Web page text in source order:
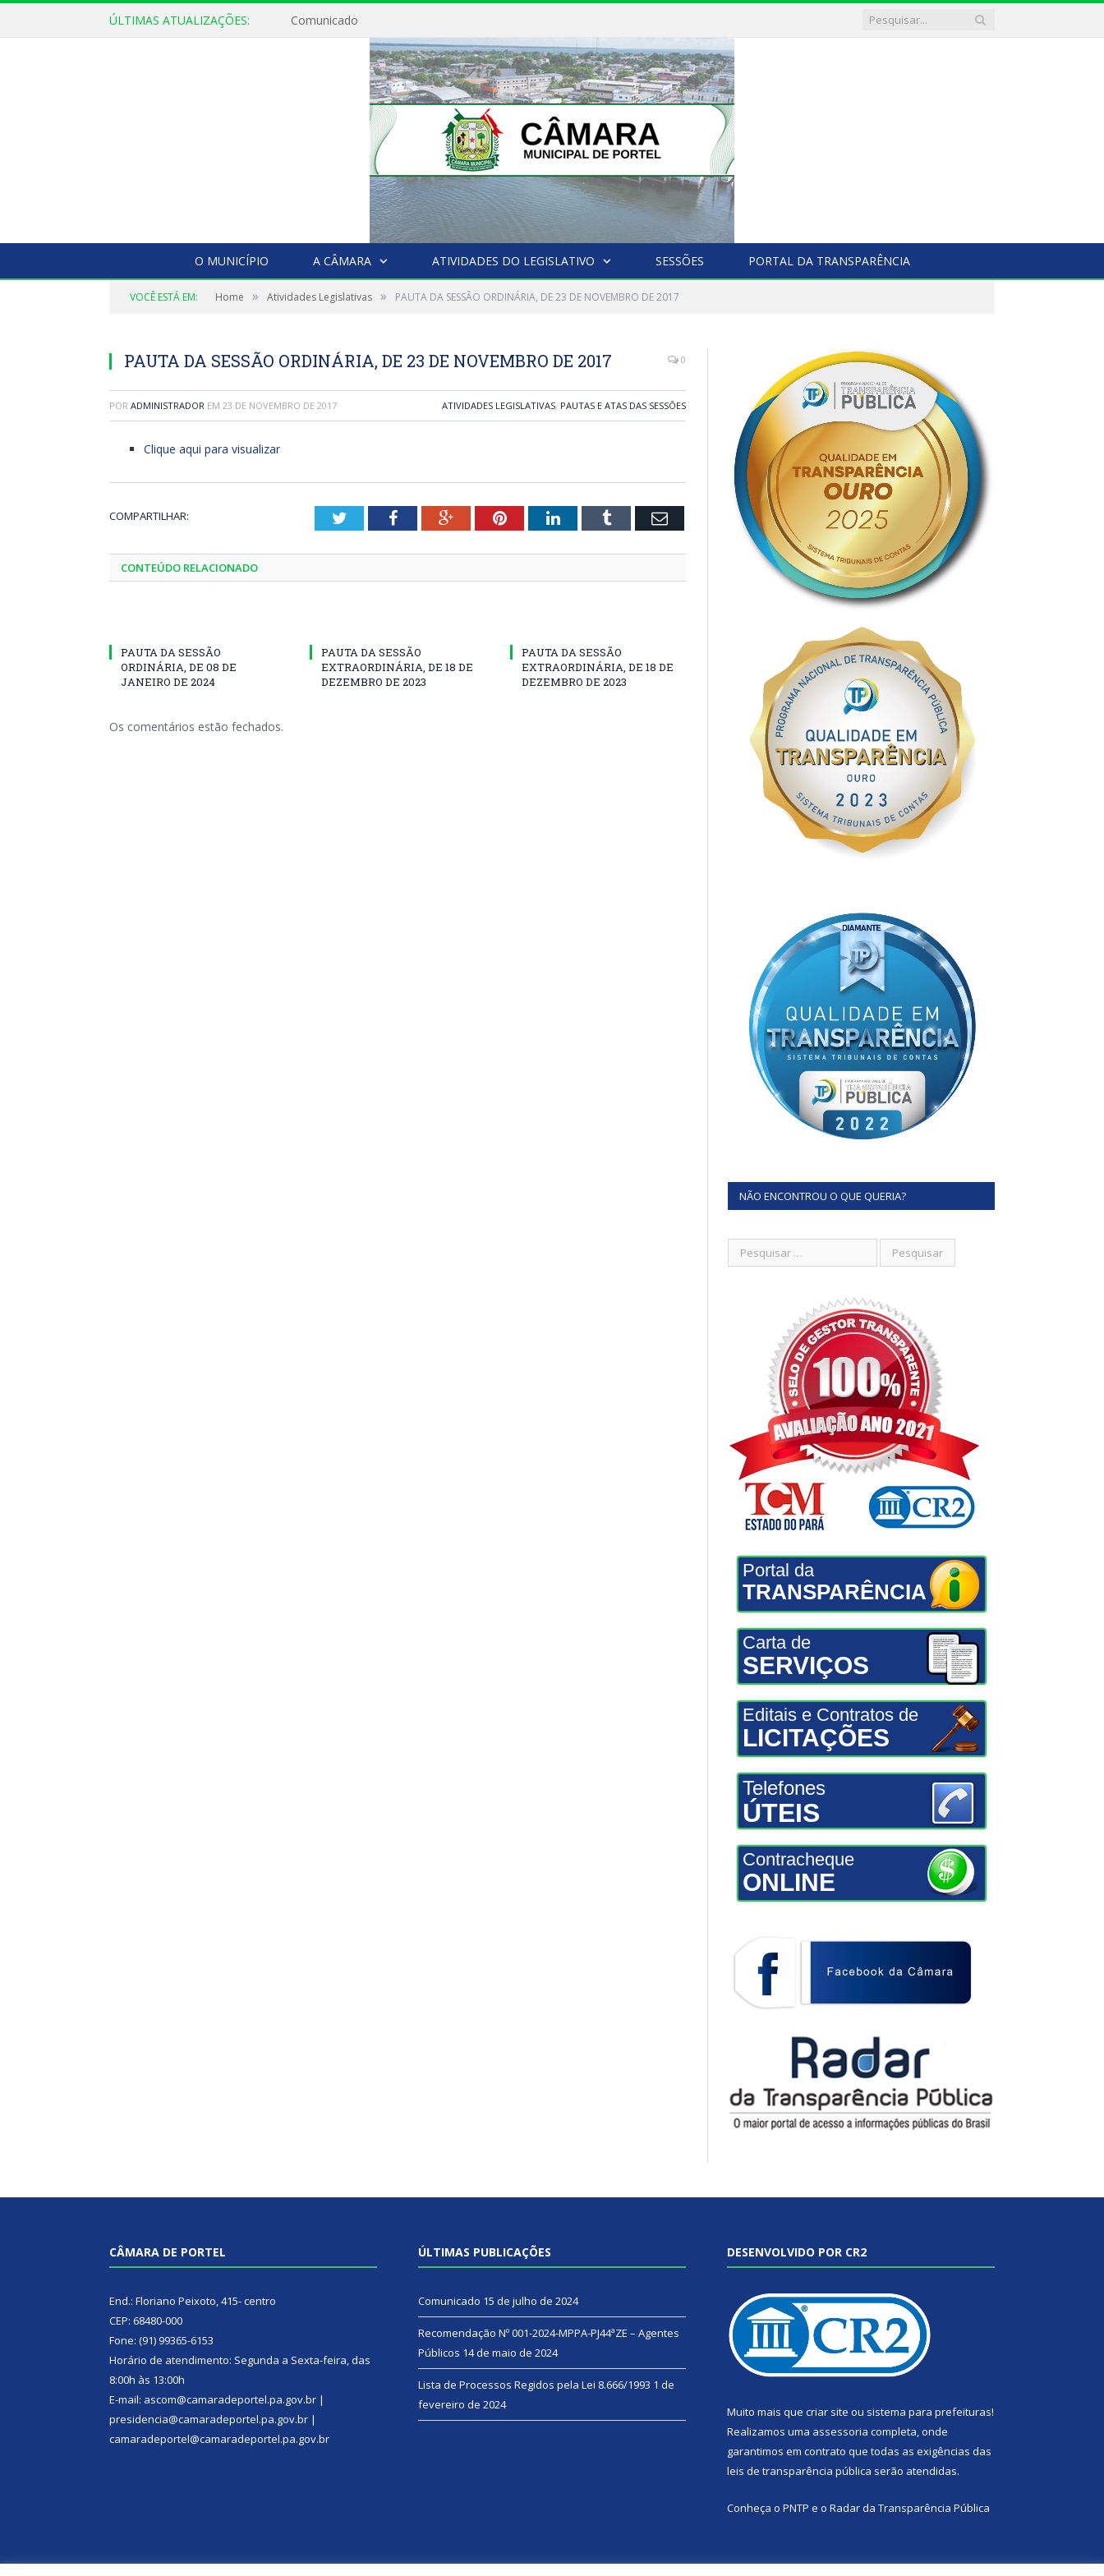
ÚLTIMAS ATUALIZAÇÕES: Comunicado
O MUNICÍPIO A CÂMARA ATIVIDADES DO LEGISLATIVO SESSÕES PORTAL DA TRANSPARÊNCIA
VOCÊ ESTÁ EM: Home » Atividades Legislativas » PAUTA DA SESSÃO ORDINÁRIA, DE 23 DE NOVEMBRO DE 2017
PAUTA DA SESSÃO ORDINÁRIA, DE 23 DE NOVEMBRO DE 2017 0
POR ADMINISTRADOR EM 23 DE NOVEMBRO DE 2017 ATIVIDADES LEGISLATIVAS, PAUTAS E ATAS DAS SESSÕES
Clique aqui para visualizar
COMPARTILHAR: TwitterFacebookGoogle+PinterestLinkedInTumblr Email
CONTEÚDO RELACIONADO
PAUTA DA SESSÃO
ORDINÁRIA, DE 08 DE
JANEIRO DE 2024
PAUTA DA SESSÃO
EXTRAORDINÁRIA, DE 18 DE
DEZEMBRO DE 2023
PAUTA DA SESSÃO
EXTRAORDINÁRIA, DE 18 DE
DEZEMBRO DE 2023
Os comentários estão fechados.
NÃO ENCONTROU O QUE QUERIA?
Portal da
TRANSPARÊNCIA
Carta de
SERVIÇOS
Editais e Contratos de
LICITAÇÕES
Telefones
ÚTEIS
Contracheque
ONLINE
CÂMARA DE PORTEL
End.: Floriano Peixoto, 415- centro
CEP: 68480-000
Fone: (91) 99365-6153
Horário de atendimento: Segunda a Sexta-feira, das
8:00h às 13:00h
E-mail: ascom@camaradeportel.pa.gov.br |
presidencia@camaradeportel.pa.gov.br |
camaradeportel@camaradeportel.pa.gov.br
ÚLTIMAS PUBLICAÇÕES
Comunicado 15 de julho de 2024
Recomendação Nº 001-2024-MPPA-PJ44ªZE – Agentes
Públicos 14 de maio de 2024
Lista de Processos Regidos pela Lei 8.666/1993 1 de
fevereiro de 2024
DESENVOLVIDO POR CR2
Muito mais que criar site ou sistema para prefeituras!
Realizamos uma assessoria completa, onde
garantimos em contrato que todas as exigências das
leis de transparência pública serão atendidas.
Conheça o PNTP e o Radar da Transparência Pública